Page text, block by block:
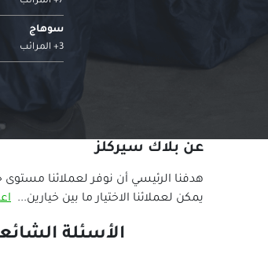
سوهاج
3+ المرائب
عن بلاك سيركلز
هدفنا الرئيسي أن نوفر لعملائنا
يمكن لعملائنا الاختيار ما بين خيارين...
الأسئلة